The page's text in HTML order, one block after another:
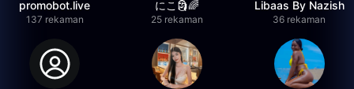
promobot.live
137 rekaman
にこ🗿🌈
25 rekaman
Libaas By Nazish
36 rekaman